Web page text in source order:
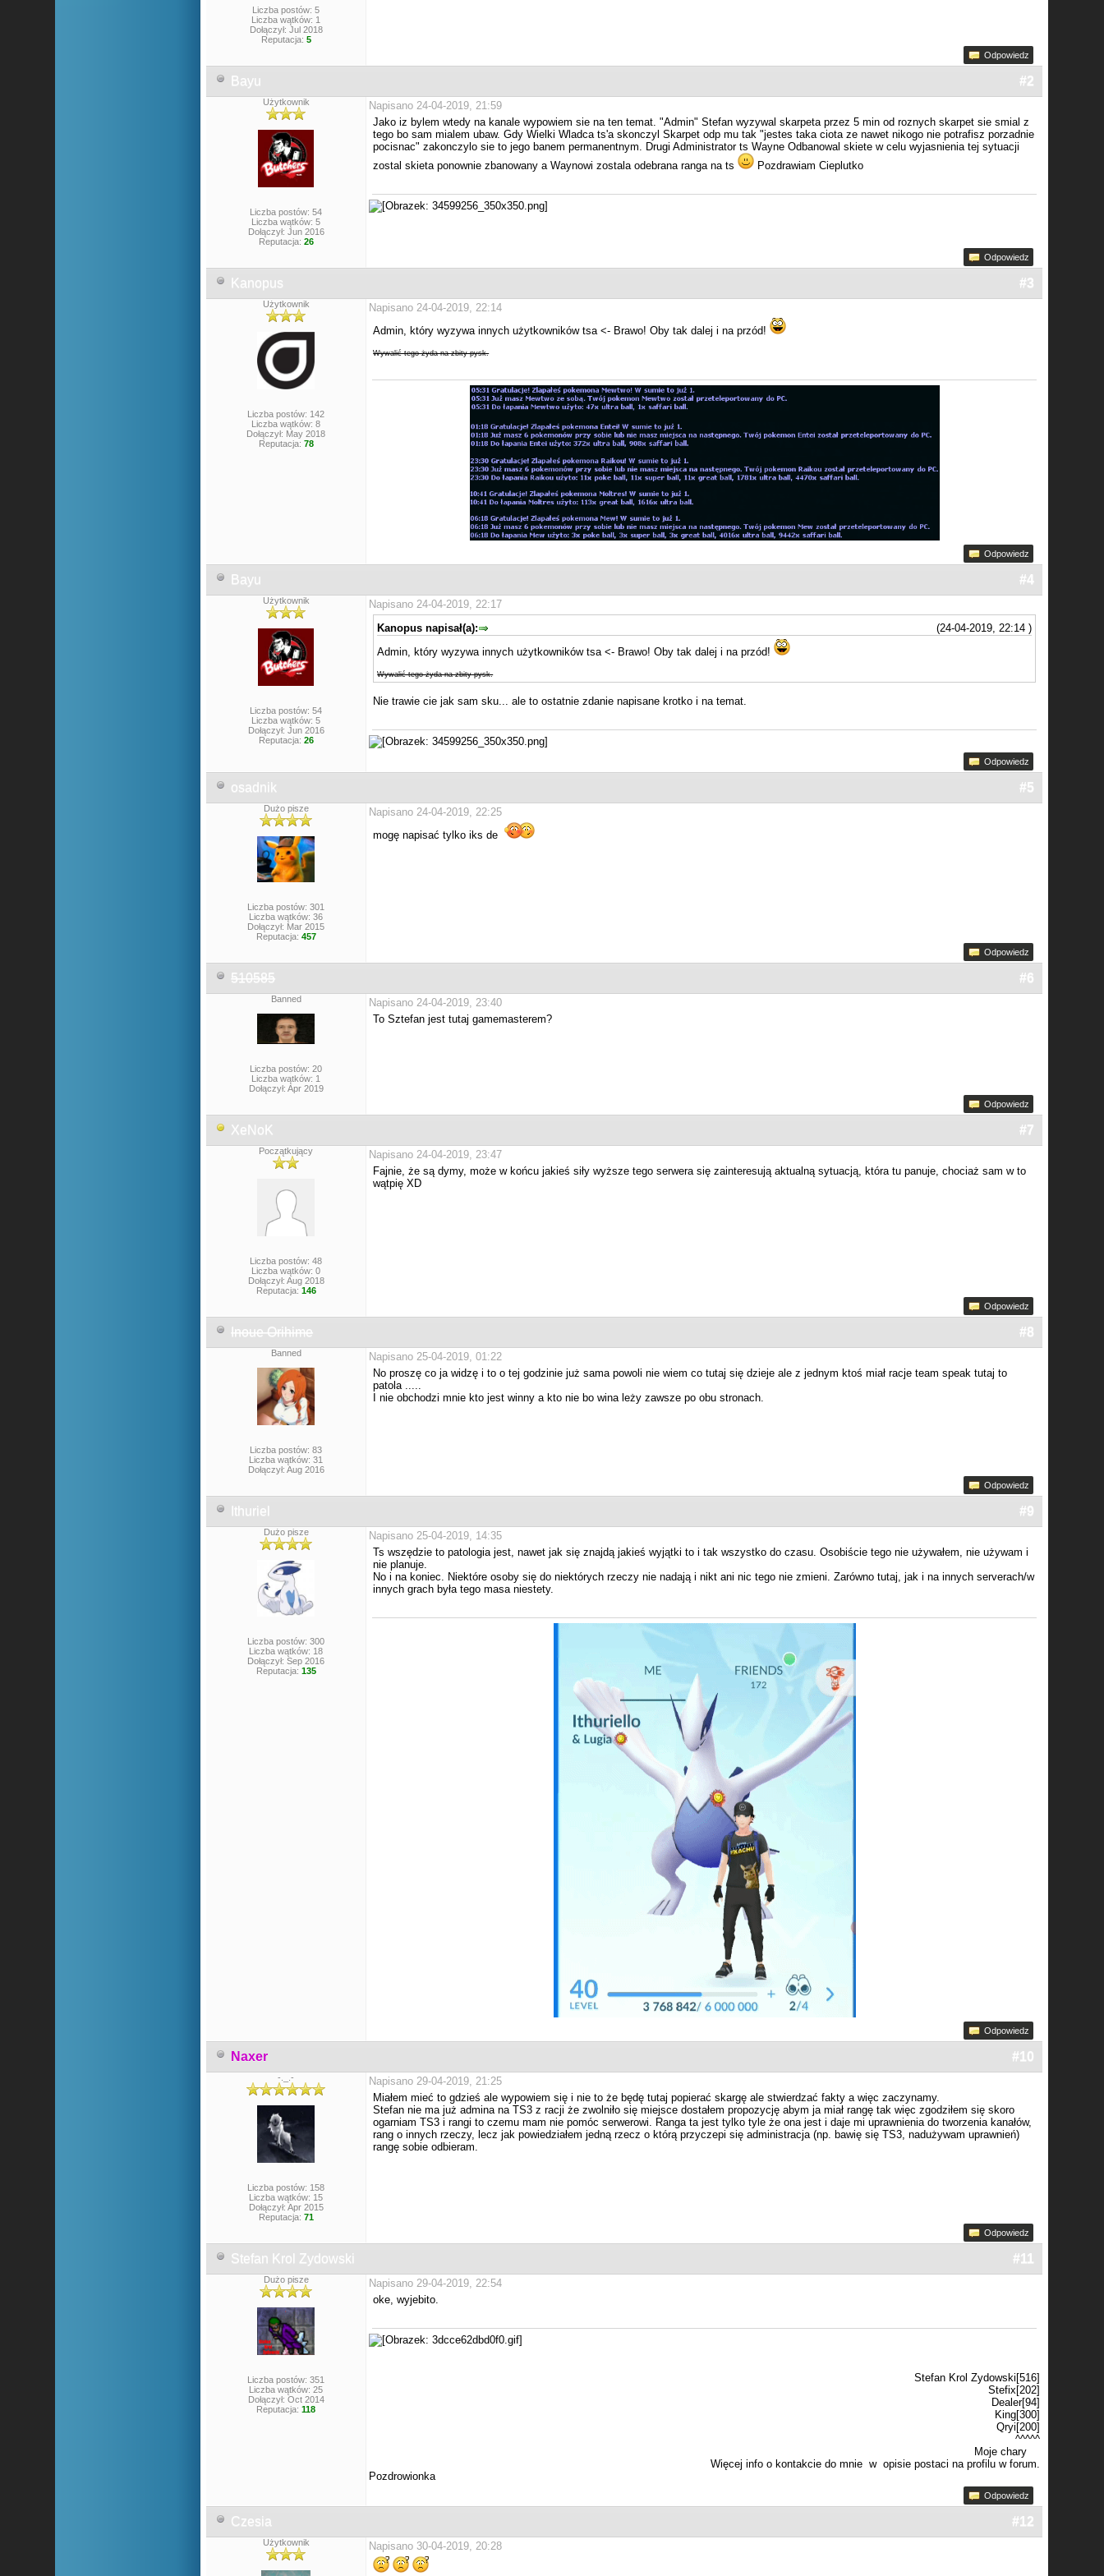
Liczba postów: 5
Liczba wątków: 1
Dołączył: Jul 2018
Reputacja: 5
Odpowiedz
Bayu #2
Użytkownik
Liczba postów: 54
Liczba wątków: 5
Dołączył: Jun 2016
Reputacja: 26
Napisano 24-04-2019, 21:59
Jako iz bylem wtedy na kanale wypowiem sie na ten temat. "Admin" Stefan wyzywal skarpeta przez 5 min od roznych skarpet sie smial z
tego bo sam mialem ubaw. Gdy Wielki Wladca ts'a skonczyl Skarpet odp mu tak "jestes taka ciota ze nawet nikogo nie potrafisz porzadnie
pocisnac" zakonczylo sie to jego banem permanentnym. Drugi Administrator ts Wayne Odbanowal skiete w celu wyjasnienia tej sytuacji
zostal skieta ponownie zbanowany a Waynowi zostala odebrana ranga na ts
Pozdrawiam Cieplutko
Odpowiedz
Kanopus #3
Użytkownik
Liczba postów: 142
Liczba wątków: 8
Dołączył: May 2018
Reputacja: 78
Napisano 24-04-2019, 22:14
Admin, który wyzywa innych użytkowników tsa <- Brawo! Oby tak dalej i na przód!
Wywalić tego żyda na zbity pysk.
Odpowiedz
Bayu #4
Użytkownik
Liczba postów: 54
Liczba wątków: 5
Dołączył: Jun 2016
Reputacja: 26
Napisano 24-04-2019, 22:17
(24-04-2019, 22:14 )
Kanopus napisał(a):
Admin, który wyzywa innych użytkowników tsa <- Brawo! Oby tak dalej i na przód!
Wywalić tego żyda na zbity pysk.
Nie trawie cie jak sam sku... ale to ostatnie zdanie napisane krotko i na temat.
Odpowiedz
osadnik #5
Dużo pisze
Liczba postów: 301
Liczba wątków: 36
Dołączył: Mar 2015
Reputacja: 457
Napisano 24-04-2019, 22:25
mogę napisać tylko iks de
Odpowiedz
510585 #6
Banned
Liczba postów: 20
Liczba wątków: 1
Dołączył: Apr 2019
Napisano 24-04-2019, 23:40
To Sztefan jest tutaj gamemasterem?
Odpowiedz
XeNoK #7
Początkujący
Liczba postów: 48
Liczba wątków: 0
Dołączył: Aug 2018
Reputacja: 146
Napisano 24-04-2019, 23:47
Fajnie, że są dymy, może w końcu jakieś siły wyższe tego serwera się zainteresują aktualną sytuacją, która tu panuje, chociaż sam w to
wątpię XD
Odpowiedz
Inoue Orihime #8
Banned
Liczba postów: 83
Liczba wątków: 31
Dołączył: Aug 2016
Napisano 25-04-2019, 01:22
No proszę co ja widzę i to o tej godzinie już sama powoli nie wiem co tutaj się dzieje ale z jednym ktoś miał racje team speak tutaj to
patola .....
I nie obchodzi mnie kto jest winny a kto nie bo wina leży zawsze po obu stronach.
Odpowiedz
Ithuriel #9
Dużo pisze
Liczba postów: 300
Liczba wątków: 18
Dołączył: Sep 2016
Reputacja: 135
Napisano 25-04-2019, 14:35
Ts wszędzie to patologia jest, nawet jak się znajdą jakieś wyjątki to i tak wszystko do czasu. Osobiście tego nie używałem, nie używam i
nie planuje.
No i na koniec. Niektóre osoby się do niektórych rzeczy nie nadają i nikt ani nic tego nie zmieni. Zarówno tutaj, jak i na innych serverach/w
innych grach była tego masa niestety.
Odpowiedz
Naxer #10
-._.-
Liczba postów: 158
Liczba wątków: 15
Dołączył: Apr 2015
Reputacja: 71
Napisano 29-04-2019, 21:25
Miałem mieć to gdzieś ale wypowiem się i nie to że będę tutaj popierać skargę ale stwierdzać fakty a więc zaczynamy.
Stefan nie ma już admina na TS3 z racji że zwolniło się miejsce dostałem propozycję abym ja miał rangę tak więc zgodziłem się skoro
ogarniam TS3 i rangi to czemu mam nie pomóc serwerowi. Ranga ta jest tylko tyle że ona jest i daje mi uprawnienia do tworzenia kanałów,
rang o innych rzeczy, lecz jak powiedziałem jedną rzecz o którą przyczepi się administracja (np. bawię się TS3, nadużywam uprawnień)
rangę sobie odbieram.
Odpowiedz
Stefan Krol Zydowski #11
Dużo pisze
Liczba postów: 351
Liczba wątków: 25
Dołączył: Oct 2014
Reputacja:118
Napisano 29-04-2019, 22:54
oke, wyjebito.
Stefan Krol Zydowski[516]
Stefix[202]
Dealer[94]
King[300]
Qryi[200]
^^^^^
Moje chary
Więcej info o kontakcie do mnie w opisie postaci na profilu w forum.
Pozdrowionka
Odpowiedz
Czesia #12
Użytkownik Napisano 30-04-2019, 20:28